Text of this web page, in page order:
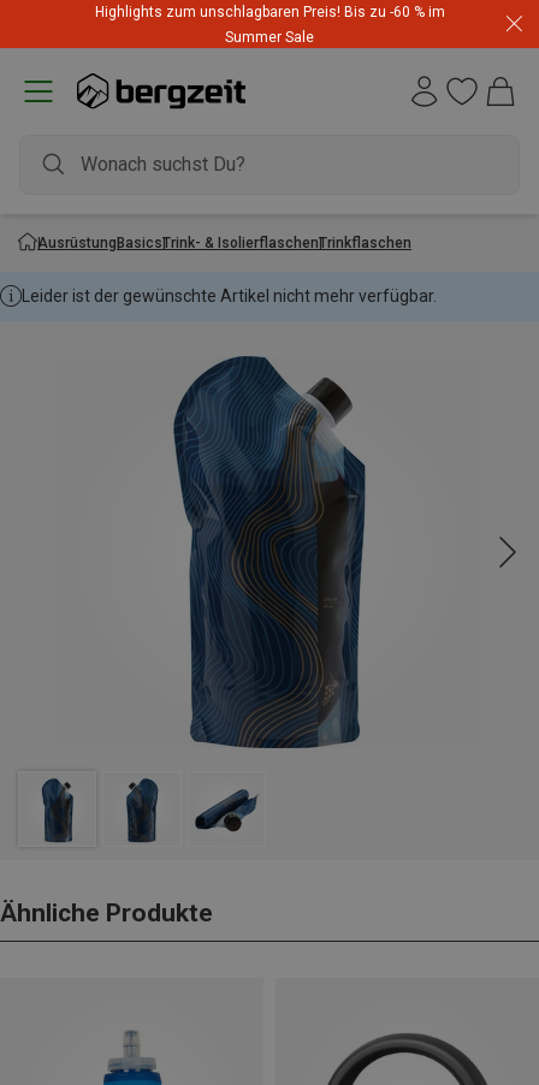
Highlights zum unschlagbaren Preis! Bis zu -60 % im
Summer Sale
AusrüstungBasicsTrink- & IsolierflaschenTrinkflaschen
Leider ist der gewünschte Artikel nicht mehr verfügbar.
Ähnliche Produkte